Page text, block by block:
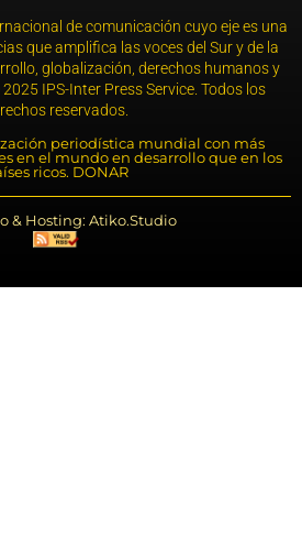
de comunicación cuyo eje es una
que amplifica las voces del Sur y de la
globalización, derechos humanos y
IPS-Inter Press Service. Todos los
reservados.
periodística mundial con más
en el mundo en desarrollo que en los
ricos. DONAR
& Hosting: Atiko.Studio